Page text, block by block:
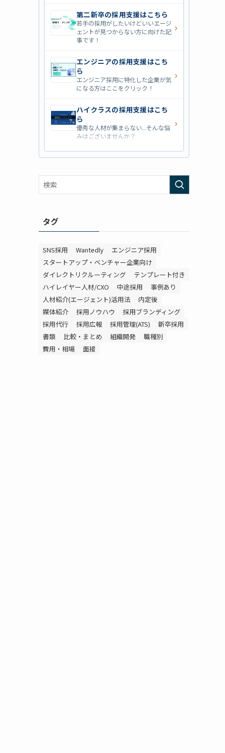
第二新卒の採用支援はこちら
若手の採用がしたいけどいいエージ
ェントが見つからない方に向けた記
事です！
›
エンジニアの採用支援はこち
ら
エンジニア採用に特化した企業が気
になる方はここをクリック！
›
ハイクラスの採用支援はこち
ら
優秀な人材が集まらない...そんな悩
みはございませんか？
›
営業職の採用支援はこちら
した企業を七つ集めました！
外資系の採用支援はこちら
タグ
SNS採用 Wantedly
エンジニア採用
スタートアップ・ベンチャー企業向け
ダイレクトリクルーティング
テンプレート付き
ハイレイヤー人材/CXO
中途採用
事例あり
人材紹介(エージェント)活用法
内定後
媒体紹介
採用ノウハウ
採用ブランディング
採用代行
採用広報 採用管理(ATS)
新卒採用
書類
比較・まとめ 組織開発
職種別
費用・相場
面接